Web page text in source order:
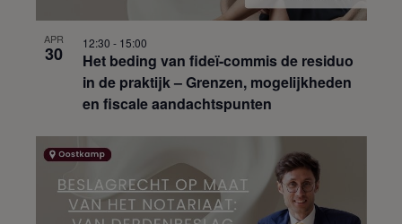
APR
30
Het beding van fideï-commis de residuo
in de praktijk – Grenzen, mogelijkheden
en fiscale aandachtspunten
12:30 - 15:00